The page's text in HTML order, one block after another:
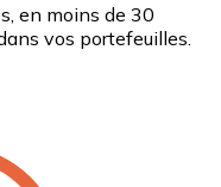
en moins de 30
vos portefeuilles.